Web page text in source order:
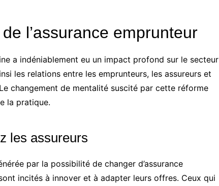
l’assurance emprunteur
a indéniablement eu un impact profond sur le secteur
les relations entre les emprunteurs, les assureurs et
changement de mentalité suscité par cette réforme
la pratique.
les assureurs
par la possibilité de changer d’assurance
incités à innover et à adapter leurs offres. Ceux qui